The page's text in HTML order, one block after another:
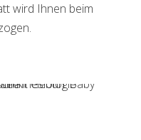
wird Ihnen beim